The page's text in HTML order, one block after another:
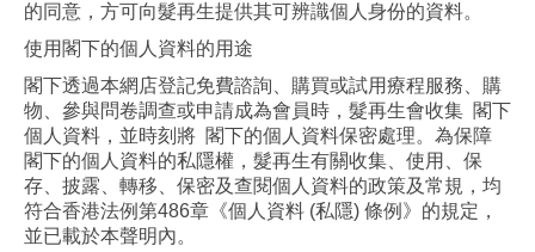
的同意，方可向髮再生提供其可辨識個人身份的資料。
使用閣下的個人資料的用途
閣下透過本網店登記免費諮詢、購買或試用療程服務、購
物、參與問卷調查或申請成為會員時，髮再生會收集 閣下
個人資料，並時刻將 閣下的個人資料保密處理。為保障
閣下的個人資料的私隱權，髮再生有關收集、使用、保
存、披露、轉移、保密及查閱個人資料的政策及常規，均
符合香港法例第486章《個人資料 (私隱) 條例》的規定，
並已載於本聲明內。